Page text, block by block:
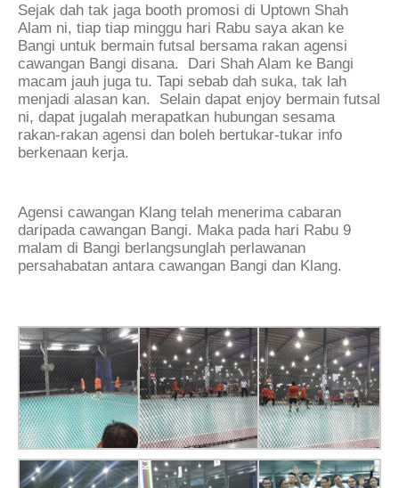
Sejak dah tak jaga booth promosi di Uptown Shah
Alam ni, tiap tiap minggu hari Rabu saya akan ke
Bangi untuk bermain futsal bersama rakan agensi
cawangan Bangi disana. Dari Shah Alam ke Bangi
macam jauh juga tu. Tapi sebab dah suka, tak lah
menjadi alasan kan. Selain dapat enjoy bermain futsal
ni, dapat jugalah merapatkan hubungan sesama
rakan-rakan agensi dan boleh bertukar-tukar info
berkenaan kerja.
Agensi cawangan Klang telah menerima cabaran
daripada cawangan Bangi. Maka pada hari Rabu 9
malam di Bangi berlangsunglah perlawanan
persahabatan antara cawangan Bangi dan Klang.